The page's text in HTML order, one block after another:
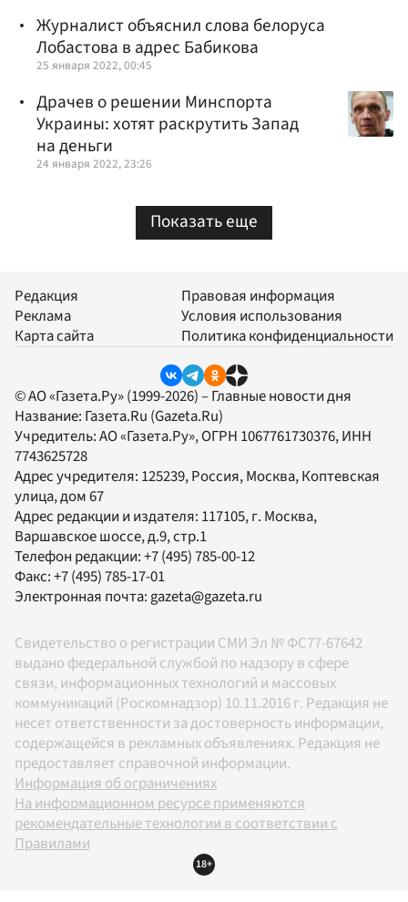
Журналист объяснил слова белоруса
Лобастова в адрес Бабикова
25 января 2022, 00:45
Драчев о решении Минспорта
Украины: хотят раскрутить Запад
на деньги
24 января 2022, 23:26
Показать еще
Редакция
Реклама
Карта сайта
Правовая информация
Условия использования
Политика конфиденциальности
© АО «Газета.Ру» (1999-2026) – Главные новости дня
Название: Газета.Ru (Gazeta.Ru)
Учредитель:АО «Газета.Ру», ОГРН 1067761730376, ИНН
7743625728
Адрес учредителя: 125239, Россия, Москва, Коптевская
улица, дом 67
Адрес редакции и издателя: 117105, г. Москва,
Варшавское шоссе, д.9, стр.1
Телефон редакции:+7 (495) 785-00-12
Факс:+7 (495) 785-17-01
Электронная почта:gazeta@gazeta.ru
Свидетельство о регистрации СМИ Эл № ФС77-67642
выдано федеральной службой по надзору в сфере
связи, информационных технологий и массовых
коммуникаций (Роскомнадзор) 10.11.2016 г. Редакция не
несет ответственности за достоверность информации,
содержащейся в рекламных объявлениях. Редакция не
предоставляет справочной информации.
Информация об ограничениях
На информационном ресурсе применяются
рекомендательные технологии в соответствии с
Правилами
18+